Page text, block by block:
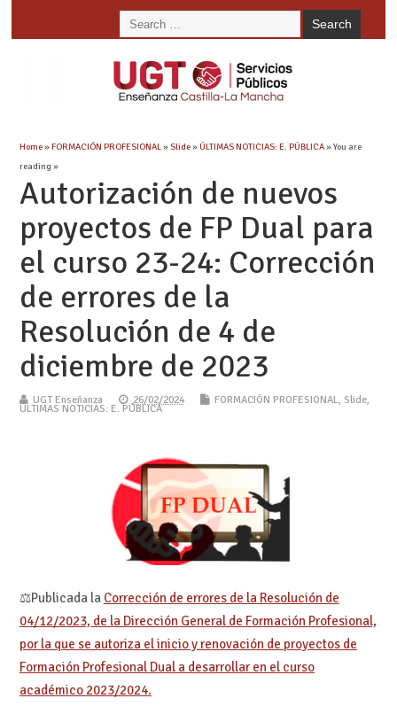
Home»FORMACIÓN PROFESIONAL»Slide»ÚLTIMAS NOTICIAS: E. PÚBLICA» You are
reading »
Autorización de nuevos
proyectos de FP Dual para
el curso 23-24: Corrección
de errores de la
Resolución de 4 de
diciembre de 2023
UGT Enseñanza 26/02/2024 FORMACIÓN PROFESIONAL, Slide,
ÚLTIMAS NOTICIAS: E. PÚBLICA
⚖Publicada la Corrección de errores de la Resolución de
04/12/2023, de la Dirección General de Formación Profesional,
por la que se autoriza el inicio y renovación de proyectos de
Formación Profesional Dual a desarrollar en el curso
académico 2023/2024.